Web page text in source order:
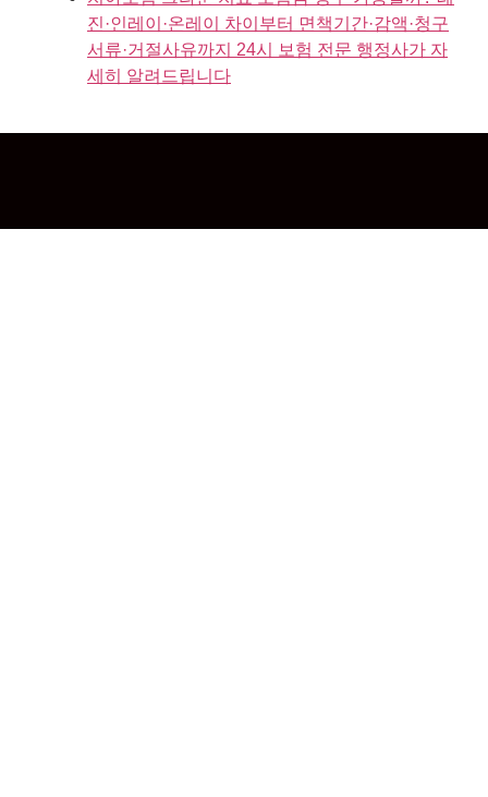
진·인레이·온레이 차이부터 면책기간·감액·청구
서류·거절사유까지 24시 보험 전문 행정사가 자
세히 알려드립니다